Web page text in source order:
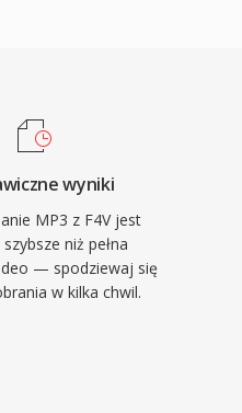
wyniki
MP3 z F4V jest
niż pełna
— spodziewaj się
w kilka chwil.